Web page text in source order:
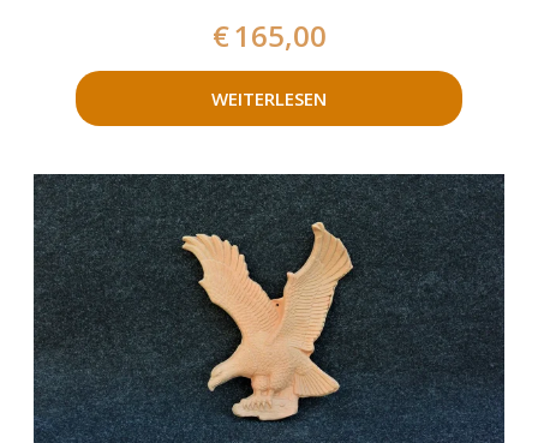
€165,00
WEITERLESEN